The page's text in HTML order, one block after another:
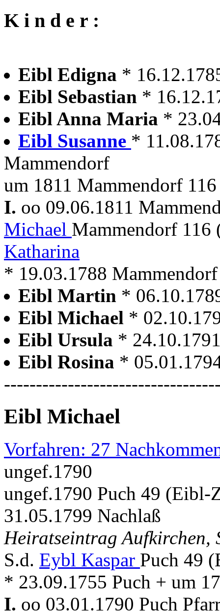
K i n d e r :
Eibl Edigna *
Eibl Sebastian *
Eibl Anna Maria *
Eibl Susanne *
Mammendorf
um 1811 Mammendorf
I. oo 09.06.1811
Michael Mammendorf
Katharina
* 19.03.1788
Eibl Martin *
Eibl Michael *
Eibl Ursula *
Eibl Rosina *
Eibl Michael
Vorfahren: 27
ungef.1790
ungef.1790 Puch 49 (Eibl-
31.05.1799 Nachlaß
Heiratseintrag Aufkirchen,
S.d. Eybl Kaspar Puch 49
* 23.09.1755 Puch + um
I. oo 03.01.1790 Puch